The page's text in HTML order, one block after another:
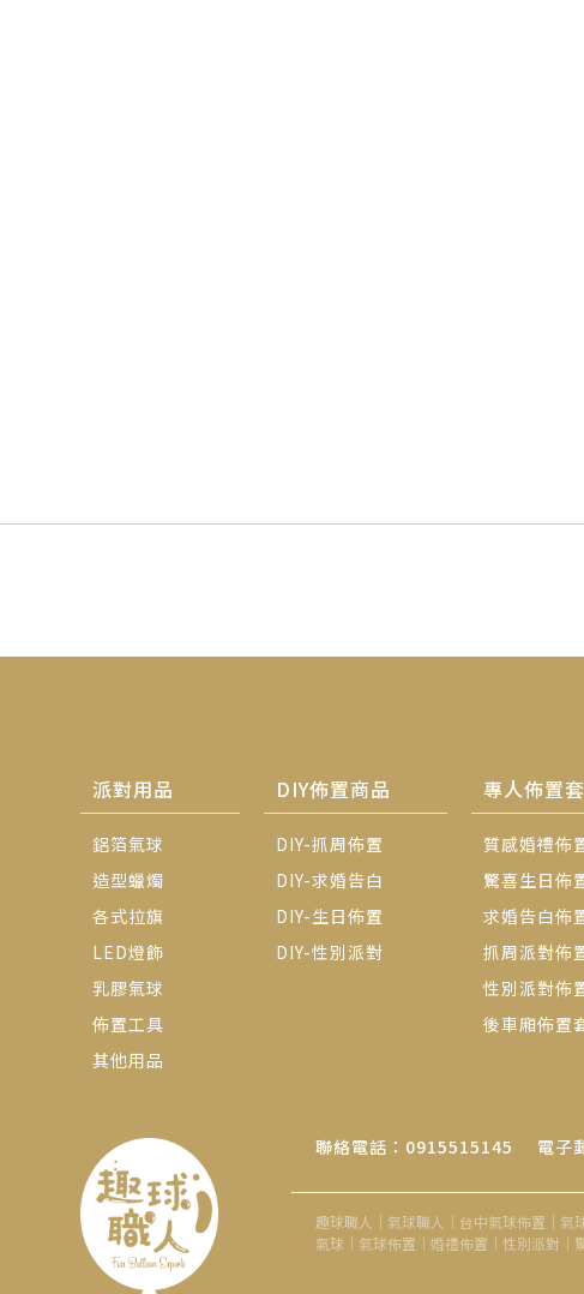
派對用品
鋁箔氣球
造型蠟燭
各式拉旗
LED燈飾
乳膠氣球
佈置工具
其他用品
DIY佈置商品
DIY-抓周佈置
DIY-求婚告白
DIY-生日佈置
DIY-性別派對
專人佈置
質感婚禮佈
驚喜生日佈
求婚告白佈
抓周派對佈
性別派對佈
後車廂佈置
聯絡電話：0915515145 電子
趣球職人｜氣球職人｜台中氣球佈置｜氣
氣球｜氣球佈置｜婚禮佈置｜性別派對｜